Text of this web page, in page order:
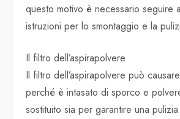
questo motivo è necessario seguire
istruzioni per lo smontaggio e la
Il filtro dell’aspirapolvere
Il filtro dell’aspirapolvere può
perché è intasato di sporco e
sostituito sia per garantire una